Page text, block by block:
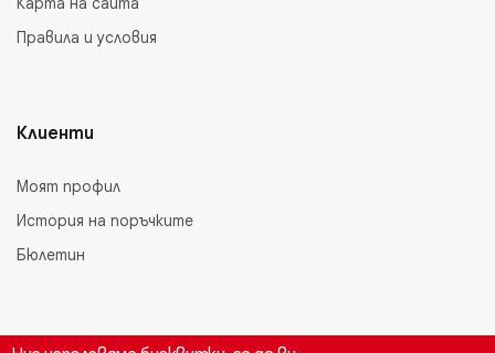
Правила и условия
Клиенти
Моят профил
История на поръчките
Бюлетин